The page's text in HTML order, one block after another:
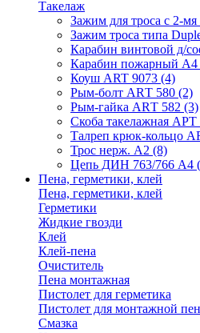
Такелаж
Зажим для троса с 2-
Зажим троса типа
Карабин винтовой д/
Карабин пожарный
Коуш ART 9073 (4)
Рым-болт АRТ 580 (2)
Рым-гайка АRТ 582 (3)
Скоба такелажная
Талреп крюк-кольцо
Трос нерж. А2 (8)
Цепь ДИН 763/766 А4
Пена, герметики, клей
Пена, герметики, клей
Герметики
Жидкие гвозди
Клей
Клей-пена
Очиститель
Пена монтажная
Пистолет для герметика
Пистолет для монтажной
Смазка